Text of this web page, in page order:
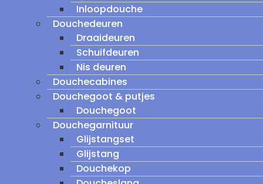
Inloopdouche
Douchedeuren
Draaideuren
Schuifdeuren
Nis deuren
Douchecabines
Douchegoot & putjes
Douchegoot
Douchegarnituur
Glijstangset
Glijstang
Douchekop